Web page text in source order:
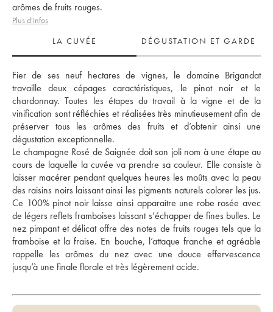
arômes de fruits rouges.
Plus d'infos
LA CUVÉE
DÉGUSTATION ET GARDE
Fier de ses neuf hectares de vignes, le domaine Brigandat
travaille deux cépages caractéristiques, le pinot noir et le
chardonnay. Toutes les étapes du travail à la vigne et de la
vinification sont réfléchies et réalisées très minutieusement afin de
préserver tous les arômes des fruits et d’obtenir ainsi une
dégustation exceptionnelle.
Le champagne Rosé de Saignée doit son joli nom à une étape au
cours de laquelle la cuvée va prendre sa couleur. Elle consiste à
laisser macérer pendant quelques heures les moûts avec la peau
des raisins noirs laissant ainsi les pigments naturels colorer les jus.
Ce 100% pinot noir laisse ainsi apparaître une robe rosée avec
de légers reflets framboises laissant s’échapper de fines bulles. Le
nez pimpant et délicat offre des notes de fruits rouges tels que la
framboise et la fraise. En bouche, l’attaque franche et agréable
rappelle les arômes du nez avec une douce effervescence
jusqu’à une finale florale et très légèrement acide.